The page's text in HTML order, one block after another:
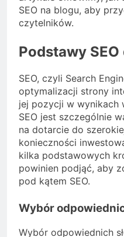
SEO na blogu, aby
czytelników.
Podstawy
SEO, czyli Search
optymalizacji strony
jej pozycji w wynikach
SEO jest szczególnie
na dotarcie do
konieczności
kilka podstawowych
powinien podjąć, aby
pod kątem SEO.
Wybór
Wybór odpowiednich